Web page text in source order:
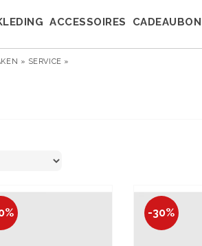
ACCESSOIRES
CADEAUBON
» SERVICE »
-30%